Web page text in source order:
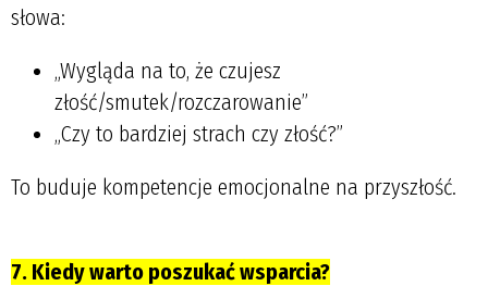
słowa:
„Wygląda na to, że czujesz
złość/smutek/rozczarowanie”
„Czy to bardziej strach czy złość?”
To buduje kompetencje emocjonalne na przyszłość.
7. Kiedy warto poszukać wsparcia?